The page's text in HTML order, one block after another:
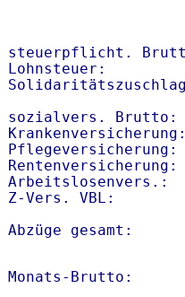
steuerpflicht.
Lohnsteuer:
sozialvers. Brutto:
Z-Vers. VBL:
Abzüge gesamt:
Monats-